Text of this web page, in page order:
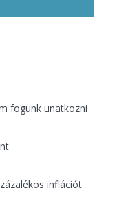
fogunk unatkozni
inflációt